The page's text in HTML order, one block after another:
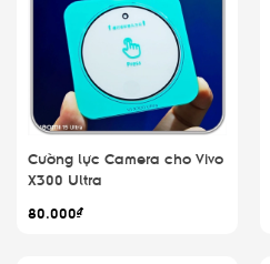
Cường lực Camera cho Vivo
X300 Ultra
80.000₫